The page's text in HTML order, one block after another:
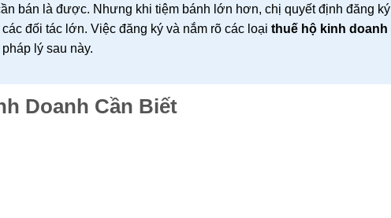
bán là được. Nhưng khi tiệm bánh lớn hơn, chị quyết định đăng ký
đối tác lớn. Việc đăng ký và nắm rõ các loại thuế hộ kinh doanh
lý sau này.
Doanh Cần Biết